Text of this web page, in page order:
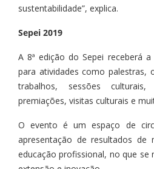
sustentabilidade”, explica.
Sepei 2019
A 8ª edição do Sepei receberá
para atividades como palestras,
trabalhos, sessões culturais,
premiações, visitas culturais e
O evento é um espaço de
apresentação de resultados de
educação profissional, no que se